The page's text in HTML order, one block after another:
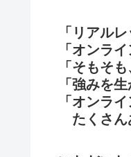
「リアル
「オンラ
「そもそ
「強みを
「オンラ
たくさん